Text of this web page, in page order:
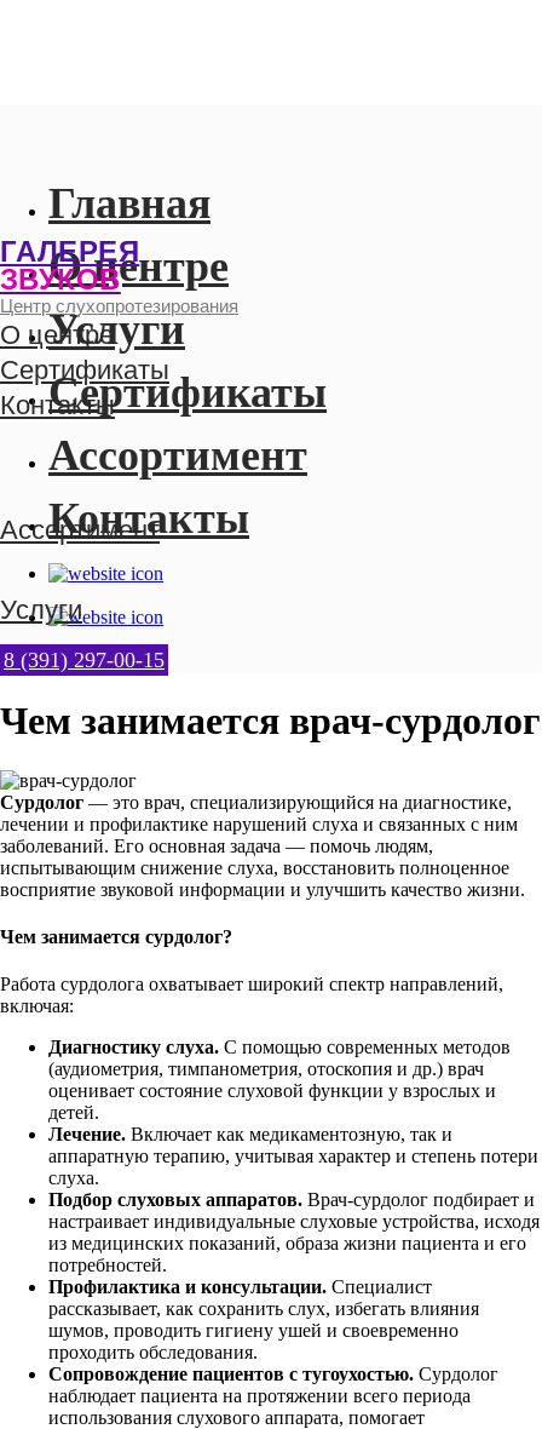
ГАЛЕРЕЯ
ЗВУКОВ
Центр слухопротезирования
О центре
Сертификаты
Контакты
Ассортимент
8 (391) 297-00-15
Главная
О центре
Услуги
Сертификаты
Ассортимент
Контакты
8 (391) 297-00-15
Чем занимается врач-сурдолог
Сурдолог — это врач, специализирующийся на диагностике,
лечении и профилактике нарушений слуха и связанных с ним
заболеваний. Его основная задача — помочь людям,
испытывающим снижение слуха, восстановить полноценное
восприятие звуковой информации и улучшить качество жизни.
Чем занимается сурдолог?
Работа сурдолога охватывает широкий спектр направлений,
включая:
Диагностику слуха. С помощью современных методов
(аудиометрия, тимпанометрия, отоскопия и др.) врач
оценивает состояние слуховой функции у взрослых и
детей.
Лечение. Включает как медикаментозную, так и
аппаратную терапию, учитывая характер и степень потери
слуха.
Подбор слуховых аппаратов. Врач-сурдолог подбирает и
настраивает индивидуальные слуховые устройства, исходя
из медицинских показаний, образа жизни пациента и его
потребностей.
Профилактика и консультации. Специалист
рассказывает, как сохранить слух, избегать влияния
шумов, проводить гигиену ушей и своевременно
проходить обследования.
Сопровождение пациентов с тугоухостью. Сурдолог
наблюдает пациента на протяжении всего периода
использования слухового аппарата, помогает